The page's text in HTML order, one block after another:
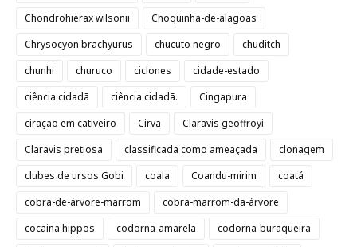
Chondrohierax wilsonii
Choquinha-de-alagoas
Chrysocyon brachyurus
chucuto negro
chuditch
chunhi
churuco ciclones
cidade-estado
ciência cidadã
ciência cidadã.
Cingapura
ciração em cativeiro
Cirva
Claravis geoffroyi
Claravis pretiosa
classificada como ameaçada
clonagem
clubes de ursos Gobi
coala Coandu-mirim
coatá
cobra-de-árvore-marrom
cobra-marrom-da-árvore
cocaina hippos
codorna-amarela
codorna-buraqueira